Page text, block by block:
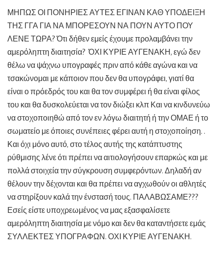
ΜΗΠΩΣ ΟΙ ΠΟΝΗΡΙΕΣ ΑΥΤΕΣ ΕΓΙΝΑΝ ΚΑΘ ΥΠΟΔΕΙΞΗ
ΤΗΣ ΓΓΑ ΓΙΑ ΝΑ ΜΠΟΡΕΣΟΥΝ ΝΑ ΠΟΥΝ ΑΥΤΟ ΠΟΥ
ΛΕΝΕ ΤΩΡΑ? Ότι δήθεν εμείς έχουμε προλαμβάνει την
αμερόληπτη διαιτησία? ΌΧΙ ΚΥΡΙΕ ΑΥΓΕΝΑΚΗ, εγώ δεν
θέλω να ψάχνω υπογραφές πριν από κάθε αγώνα και να
τσακώνομαι με κάποιον που δεν θα υπογράφει, γιατί θα
είναι ο πρόεδρός του και θα τον συμφέρει ή θα είναι φίλος
του και θα δυσκολεύεται να τον διώξει κλπ Και να κινδυνεύω
να στοχοποιηθώ από τον εν λόγω διαιτητή ή την ΟΜΑΕ ή το
σωματείο με όποιες συνέπειες φέρει αυτή η στοχοποίηση. .
Και όχι μόνο αυτό, στο τέλος αυτής της κατάπτυστης
ρύθμισης λένε ότι πρέπει να αιτιολογήσουν επαρκώς και με
πολλά στοιχεία την σύγκρουση συμφερόντων. Δηλαδή αν
θέλουν την δέχονται και θα πρέπει να αγχωθούν οι αθλητές
να στηρίξουν καλά την ένστασή τους. ΠΑΛΑΒΩΣΑΜΕ???
Εσείς είστε υποχρεωμένος να μας εξασφαλίσετε
αμερόληπτη διαιτησία με νόμο και δεν θα καταντήσετε εμάς
ΣΥΛΛΕΚΤΕΣ ΥΠΟΓΡΑΦΩΝ. ΟΧΙ ΚΥΡΙΕ ΑΥΓΕΝΑΚΗ.